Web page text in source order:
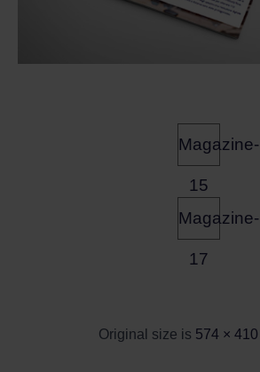
Magazine-
15
Magazine-
17
Original size is 574 × 410